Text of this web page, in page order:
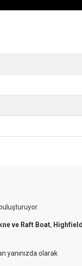
ve Raft Boat, Highfield
yanınızda olarak